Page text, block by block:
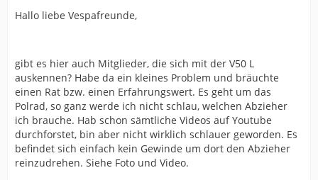
Hallo liebe Vespafreunde,
gibt es hier auch Mitglieder, die sich mit der V50 L
auskennen? Habe da ein kleines Problem und bräuchte
einen Rat bzw. einen Erfahrungswert. Es geht um das
Polrad, so ganz werde ich nicht schlau, welchen Abzieher
ich brauche. Hab schon sämtliche Videos auf Youtube
durchforstet, bin aber nicht wirklich schlauer geworden. Es
befindet sich einfach kein Gewinde um dort den Abzieher
reinzudrehen. Siehe Foto und Video.